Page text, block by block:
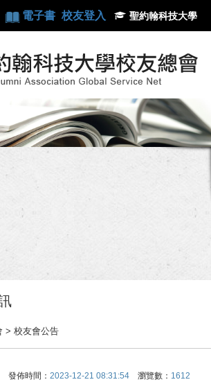
電子書 校友登入 聖約翰科技大學
> 校友會公告
發佈時間： 2023-12-21 08:31:54 瀏覽數： 1612